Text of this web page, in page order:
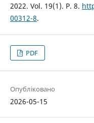
2022. Vol. 19(1). P. 8.
00312-8.
PDF
Опубліковано
2026-05-15